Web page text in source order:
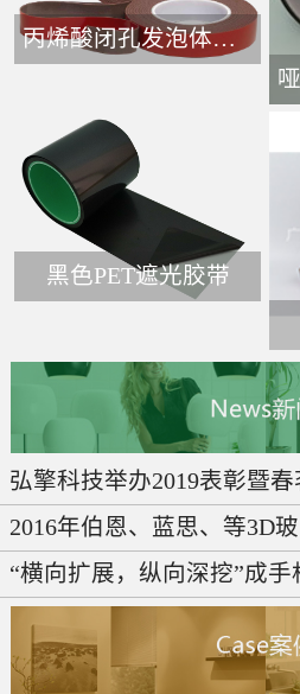
丙烯酸闭孔发泡体胶带-
黑色PET遮光胶带